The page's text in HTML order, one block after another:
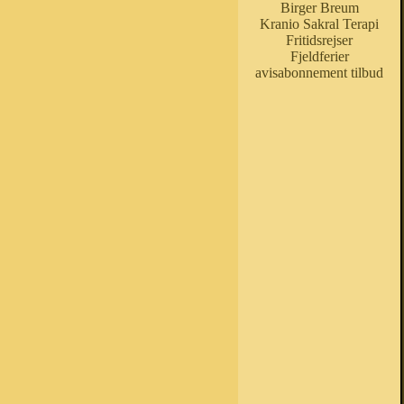
Birger Breum
Kranio Sakral Terapi
Fritidsrejser
Fjeldferier
avisabonnement tilbud